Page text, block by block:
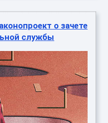
о зачете
службы